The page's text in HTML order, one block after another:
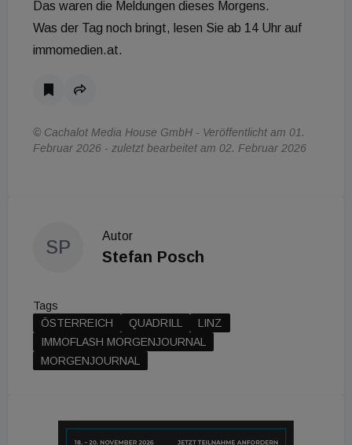
Das waren die Meldungen dieses Morgens.
Was der Tag noch bringt, lesen Sie ab 14 Uhr auf
immomedien.at.
© Cachalot Media House GmbH - Veröffentlicht am 01.
Februar 2026 - zuletzt bearbeitet am 02. Februar 2026
SP
Autor
Stefan Posch
Tags
ÖSTERREICH
QUADRILL
LINZ
IMMOFLASH MORGENJOURNAL
MORGENJOURNAL